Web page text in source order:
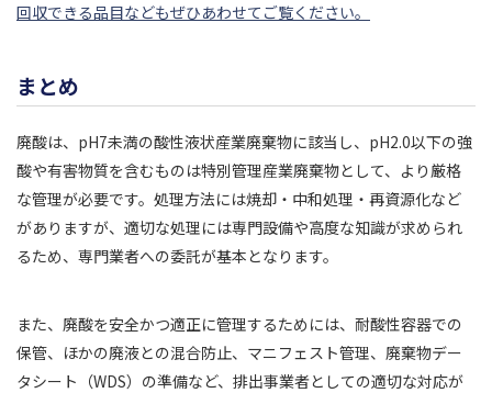
回収できる品目などもぜひあわせてご覧ください。
まとめ
廃酸は、pH7未満の酸性液状産業廃棄物に該当し、pH2.0以下の強
酸や有害物質を含むものは特別管理産業廃棄物として、より厳格
な管理が必要です。処理方法には焼却・中和処理・再資源化など
がありますが、適切な処理には専門設備や高度な知識が求められ
るため、専門業者への委託が基本となります。
また、廃酸を安全かつ適正に管理するためには、耐酸性容器での
保管、ほかの廃液との混合防止、マニフェスト管理、廃棄物デー
タシート（WDS）の準備など、排出事業者としての適切な対応が